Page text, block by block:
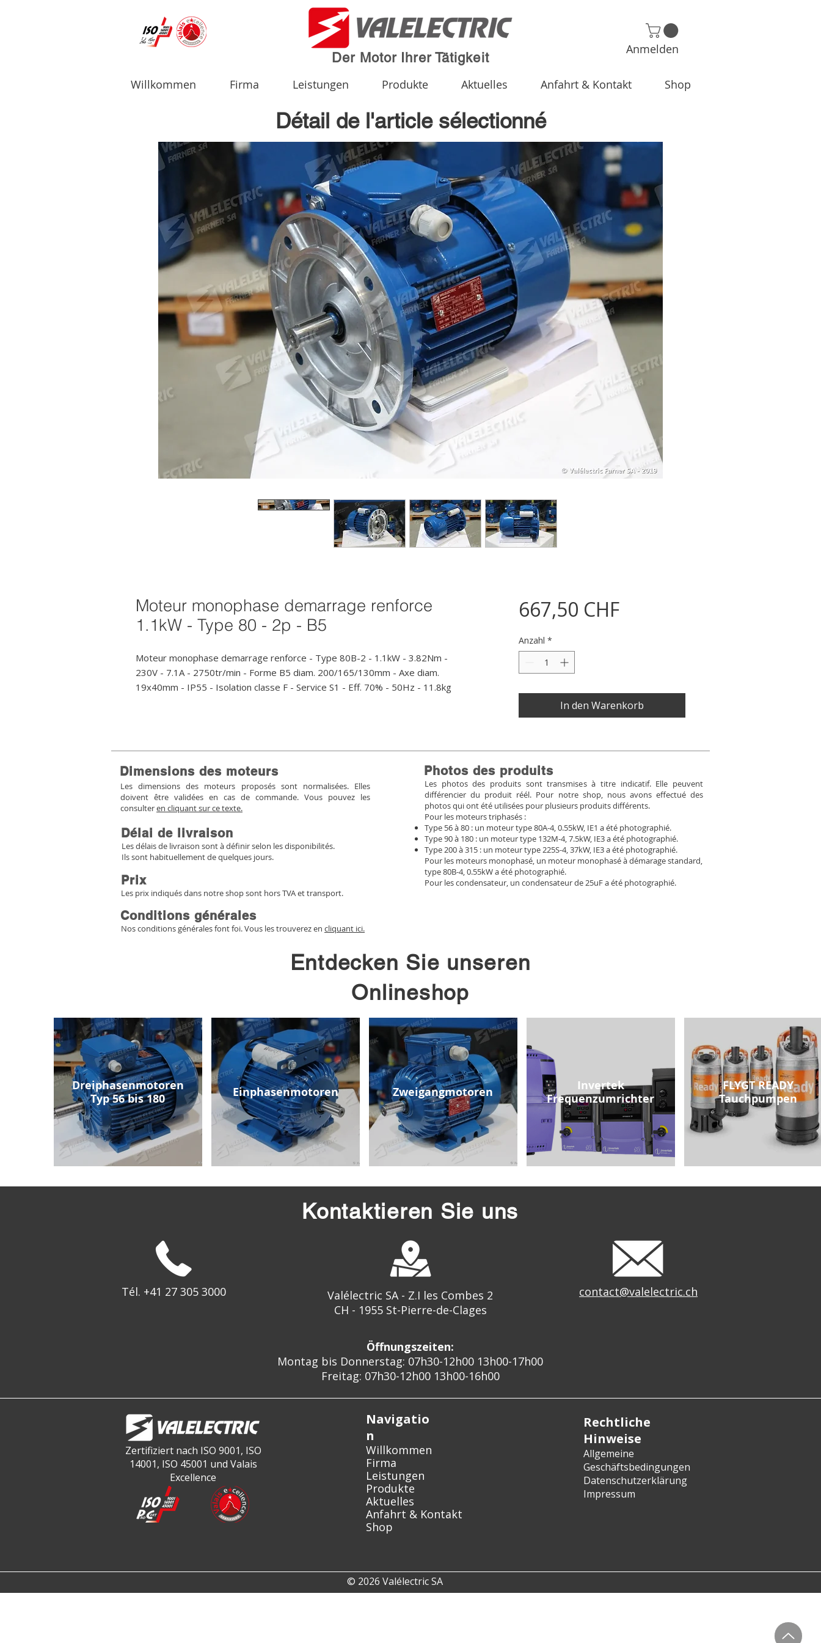
Der Motor Ihrer Tätigkeit
Anmelden
Willkommen Firma Leistungen Produkte Aktuelles Anfahrt & Kontakt Shop
Détail de l'article sélectionné
Moteur monophase demarrage renforce
1.1kW - Type 80 - 2p - B5
Moteur monophase demarrage renforce - Type 80B-2 - 1.1kW - 3.82Nm -
230V - 7.1A - 2750tr/min - Forme B5 diam. 200/165/130mm - Axe diam.
19x40mm - IP55 - Isolation classe F - Service S1 - Eff. 70% - 50Hz - 11.8kg
667,50 CHFPreis
Anzahl *
In den Warenkorb
Dimensions des moteurs
Les dimensions des moteurs proposés sont normalisées. Elles
doivent être validées en cas de commande. Vous pouvez les
consulteren cliquant sur ce texte.
Délai de livraison
Les délais de livraison sont à définir selon les disponibilités.
Ils sont habituellement de quelques jours.
Prix
Les prix indiqués dans notre shop sont hors TVA et transport.
Conditions générales
Nos conditions générales font foi. Vous les trouverez en cliquant ici.
Photos des produits
Les photos des produits sont transmises à titre indicatif. Elle peuvent
différencier du produit réél. Pour notre shop, nous avons effectué des
photos qui ont été utilisées pour plusieurs produits différents.
Pour les moteurs triphasés :
Type 56 à 80 : un moteur type 80A-4, 0.55kW, IE1 a été photographié.
Type 90 à 180 : un moteur type 132M-4, 7.5kW, IE3 a été photographié.
Type 200 à 315 : un moteur type 225S-4, 37kW, IE3 a été photographié.
Pour les moteurs monophasé, un moteur monophasé à démarage standard,
type 80B-4, 0.55kW a été photographié.
Pour les condensateur, un condensateur de 25uF a été photographié.
Entdecken Sie unseren
Onlineshop
Dreiphasenmotoren
Typ 56 bis 180
Einphasenmotoren Zweigangmotoren
Invertek
Frequenzumrichter
FLYGT READY
Tauchpumpen
Kontaktieren Sie uns
Tél. +41 27 305 3000
Valélectric SA - Z.I les Combes 2
CH - 1955 St-Pierre-de-Clages
contact@valelectric.ch
Öffnungszeiten:
Montag bis Donnerstag: 07h30-12h00 13h00-17h00
Freitag: 07h30-12h00 13h00-16h00
Zertifiziert nach ISO 9001, ISO
14001, ISO 45001 und Valais
Excellence
Navigatio
n
Willkommen
Firma
Leistungen
Produkte
Aktuelles
Anfahrt & Kontakt
Shop
Rechtliche
Hinweise
Allgemeine
Geschäftsbedingungen
Datenschutzerklärung
Impressum
© 2026 Valélectric SA